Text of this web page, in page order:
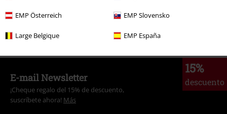
EMP Österreich EMP Slovensko
Large Belgique EMP España
15%
descuento
E-mail Newsletter
¡Cheque regalo del 15% de descuento,
suscríbete ahora! Más